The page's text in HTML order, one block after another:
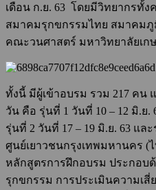
เดือน ก.ย. 63 โดยมีวิทยากรทั้
สมาคมรุกขกรรมไทย สมาคมภู
คณะวนศาสตร์ มหาวิทยาลัยเก
ทั้งนี้ มีผู้เข้าอบรม รวม 217 คน
วัน คือ รุ่นที่ 1 วันที่ 10 – 12 มิ.ย.
รุ่นที่ 2 วันที่ 17 – 19 มิ.ย. 63 แล
ศูนย์เยาวชนกรุงเทพมหานคร (
หลักสูตรการฝึกอบรม ประกอบ
รุกขกรรม การประเมินความเสี่